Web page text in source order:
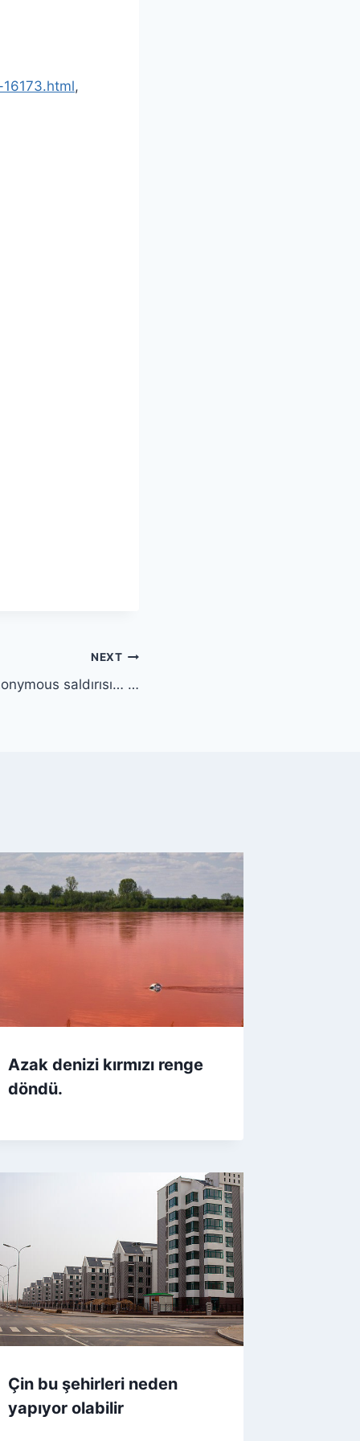
,
NEXT
saldırısı… …
Azak denizi kırmızı renge
döndü.
Çin bu şehirleri neden
yapıyor olabilir